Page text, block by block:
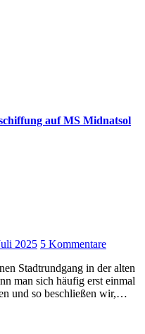
auf MS Midnatsol
2025 5 Kommentare
man sich häufig erst einmal
und so beschließen wir,…